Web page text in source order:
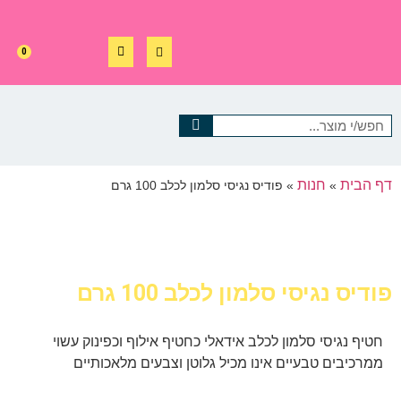
0
דף הבית » חנות » פודיס נגיסי סלמון לכלב 100 גרם
פודיס נגיסי סלמון לכלב 100 גרם
חטיף נגיסי סלמון לכלב אידאלי כחטיף אילוף וכפינוק עשוי
ממרכיבים טבעיים אינו מכיל גלוטן וצבעים מלאכותיים